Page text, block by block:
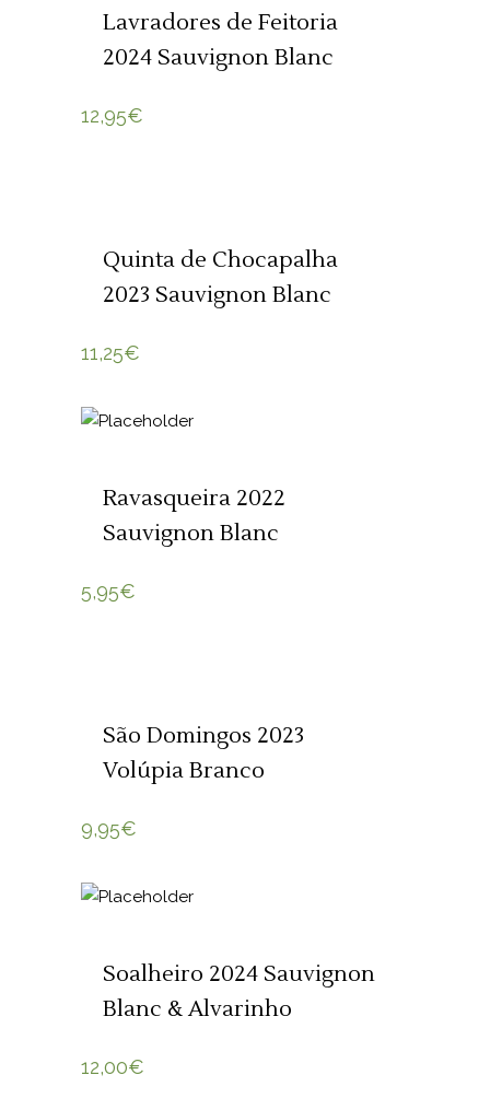
Lavradores de Feitoria
2024 Sauvignon Blanc
12,95€
Quinta de Chocapalha
2023 Sauvignon Blanc
11,25€
Ravasqueira 2022
Sauvignon Blanc
5,95€
São Domingos 2023
Volúpia Branco
9,95€
Soalheiro 2024 Sauvignon
Blanc & Alvarinho
12,00€